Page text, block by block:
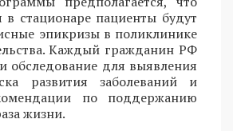
в стационаре пациенты будут
эпикризы в поликлинике
Каждый гражданин РФ
обследование для выявления
развития заболеваний и
по поддержанию
жизни.